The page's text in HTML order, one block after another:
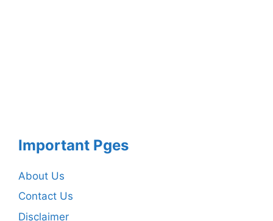
Important Pges
About Us
Contact Us
Disclaimer